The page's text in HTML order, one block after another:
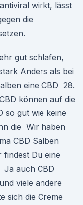
wirkt, lässt
die
gut schlafen,
Anders als bei
eine CBD 28.
können auf die
so gut wie keine
die Wir haben
CBD Salben
findest Du eine
Ja auch CBD
viele andere
sich die Creme